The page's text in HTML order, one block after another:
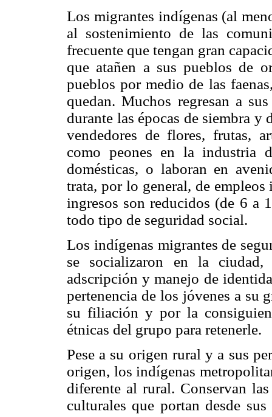
Los migrantes indígenas (al
al sostenimiento de las
frecuente que tengan gran
que atañen a sus pueblos de
pueblos por medio de las
quedan. Muchos regresan a
durante las épocas de siembra y
vendedores de flores, frutas,
como peones en la industria
domésticas, o laboran en
trata, por lo general, de
ingresos son reducidos (de 6 a
todo tipo de seguridad social.
Los indígenas migrantes de
se socializaron en la ciudad,
adscripción y manejo de
pertenencia de los jóvenes a su
su filiación y por la
étnicas del grupo para retenerle.
Pese a su origen rural y a sus
origen, los indígenas
diferente al rural. Conservan
culturales que portan desde